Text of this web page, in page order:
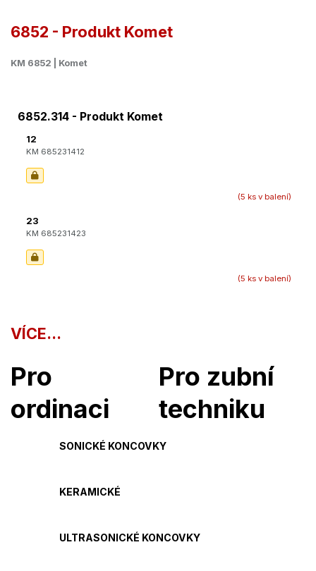
6852 - Produkt Komet
KM 6852 | Komet
6852.314 - Produkt Komet
12
KM 685231412
(5 ks v balení)
23
KM 685231423
(5 ks v balení)
VÍCE...
Pro
ordinaci
Pro zubní
techniku
SONICKÉ KONCOVKY
KERAMICKÉ
ULTRASONICKÉ KONCOVKY